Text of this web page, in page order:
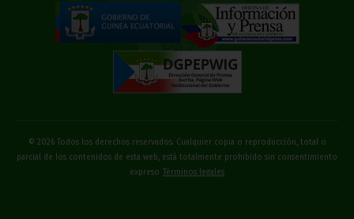
© 2026 Todos los derechos reservados. Cualquier copia o reproducción, total o
parcial de los contenidos de esta web, está totalmente prohibido sin consentimiento
expreso
Términos legales